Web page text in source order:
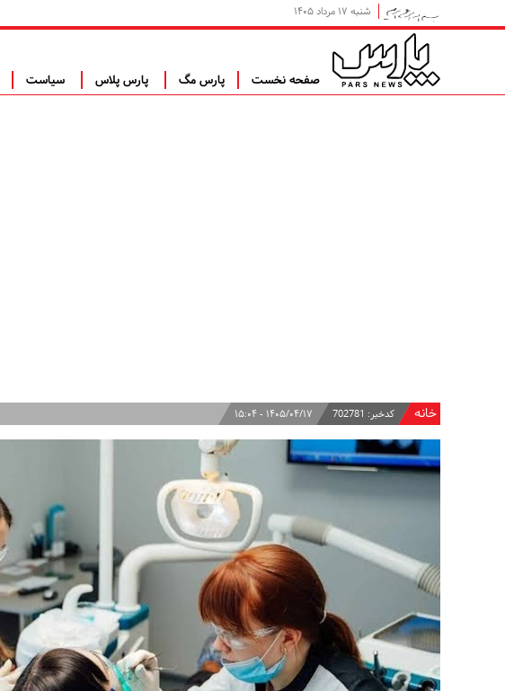
شنبه ۱۷ مرداد ۱۴۰۵
صفحه نخست پارس مگ پارس پلاس سیاست
خانه کدخبر: 702781 ۱۴۰۵/۰۴/۱۷ - ۱۵:۰۴